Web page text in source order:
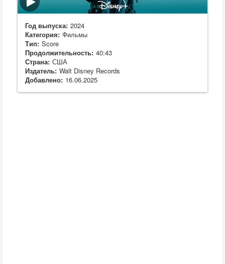
Год выпуска: 2024
Категория: Фильмы
Тип: Score
Продолжительность: 40:43
Страна: США
Издатель: Walt Disney Records
Добавлено: 16.06.2025